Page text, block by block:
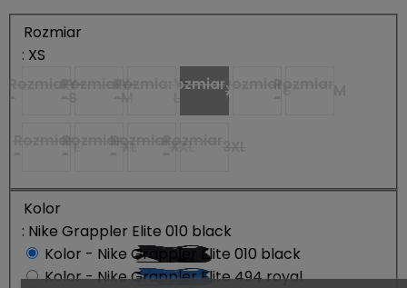
Rozmiar
: XS
RozmiarY-
RozmiarY-
Rozmiar Y-
RozmiarXS
Rozmiar
- S
Rozmiar
RozmiarL
RozmiarXL
Rozmiar XXL
Rozmiar
Kolor
: Nike Grappler Elite 010 black
Kolor - Nike Grappler Elite 010 black
Kolor - Nike Grappler Elite 494 royal